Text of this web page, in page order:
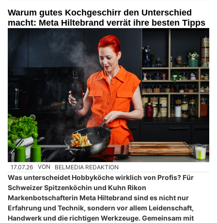
Warum gutes Kochgeschirr den Unterschied
macht: Meta Hiltebrand verrät ihre besten Tipps
17.07.26 VON BELMEDIA REDAKTION
Was unterscheidet Hobbyköche wirklich von Profis? Für
Schweizer Spitzenköchin und Kuhn Rikon
Markenbotschafterin Meta Hiltebrand sind es nicht nur
Erfahrung und Technik, sondern vor allem Leidenschaft,
Handwerk und die richtigen Werkzeuge. Gemeinsam mit